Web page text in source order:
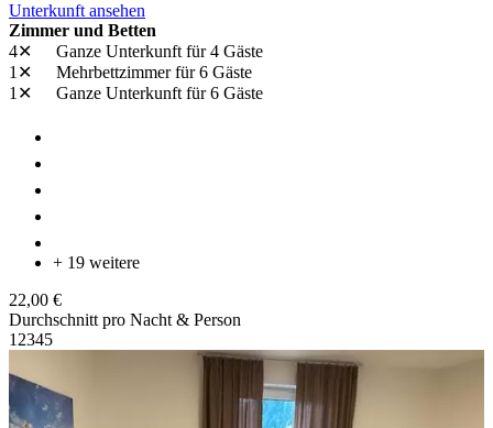
Unterkunft ansehen
Zimmer und Betten
4✕
Ganze Unterkunft für 4 Gäste
1✕
Mehrbettzimmerfür 6 Gäste
1✕
Ganze Unterkunft für 6 Gäste
+ 19 weitere
22,00 €
Durchschnitt pro Nacht & Person
1 2345